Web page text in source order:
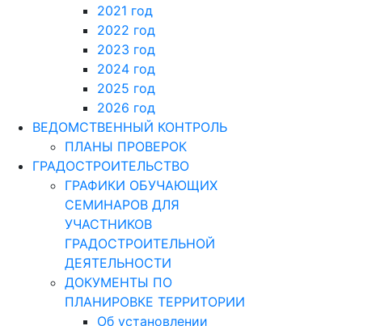
2021 год
2022 год
2023 год
2024 год
2025 год
2026 год
ВЕДОМСТВЕННЫЙ КОНТРОЛЬ
ПЛАНЫ ПРОВЕРОК
ГРАДОСТРОИТЕЛЬСТВО
ГРАФИКИ ОБУЧАЮЩИХ
СЕМИНАРОВ ДЛЯ
УЧАСТНИКОВ
ГРАДОСТРОИТЕЛЬНОЙ
ДЕЯТЕЛЬНОСТИ
ДОКУМЕНТЫ ПО
ПЛАНИРОВКЕ ТЕРРИТОРИИ
Об установлении